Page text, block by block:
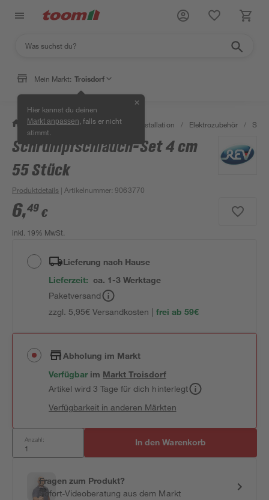
Mein Markt: Troisdorf
Hier kannst du deinen
Markt anpassen , falls er nicht
stimmt.
✕
/ Bauen & Renovieren / Elektroinstallation / Elektrozubehör /
Bestseller
Schrumpfschlauch-Set 4 cm
55 Stück
Produktdetails | Artikelnummer:9063770
6,49 €
inkl. 19% MwSt.
Lieferung nach Hause
Lieferzeit: ca. 1-3 Werktage
Paketversand
zzgl. 5,95€ Versandkosten | frei ab 59€
Abholung im Markt
Verfügbar im MarktTroisdorf
Artikel wird 3 Tage für dich hinterlegt
Verfügbarkeit in anderen Märkten
Anzahl: In den Warenkorb
Fragen zum Produkt?
Sofort-Videoberatung aus dem Markt